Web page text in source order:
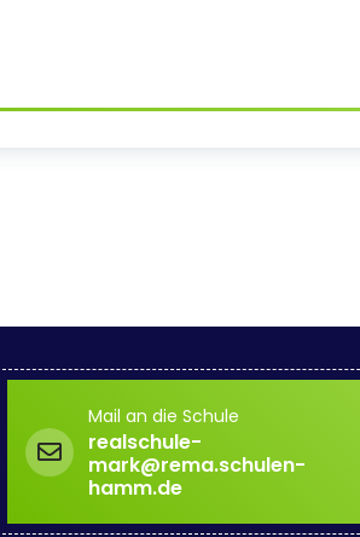
Mail an die Schule
realschule-
mark@rema.schulen-
hamm.de